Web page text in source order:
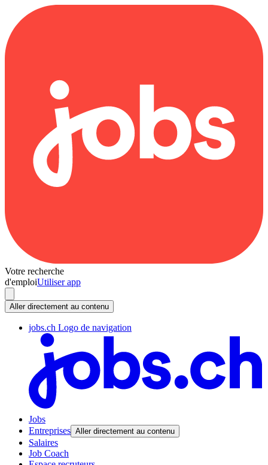
Votre recherche
d'emploiUtiliser app
Aller directement au contenu
jobs.ch Logo de navigation
Jobs
Entreprises Aller directement au contenu
Salaires
Job Coach